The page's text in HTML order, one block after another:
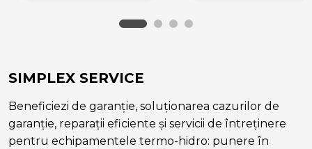
SIMPLEX SERVICE
Beneficiezi de garanție, soluționarea cazurilor de
garanție, reparații eficiente și servicii de întreținere
pentru echipamentele termo-hidro: punere în